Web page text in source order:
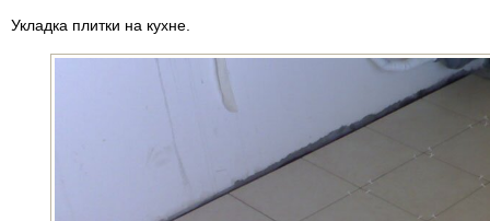
Укладка плитки на кухне.